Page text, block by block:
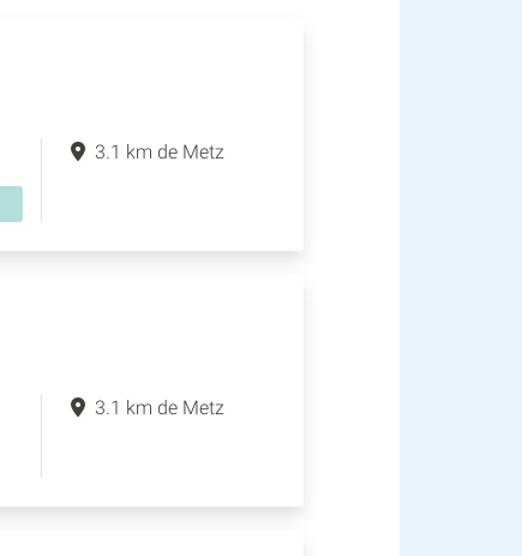
3.1 km de Metz
3.1 km de Metz